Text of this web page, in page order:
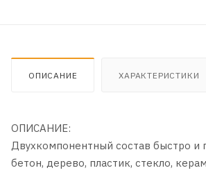
ОПИСАНИЕ ХАРАКТЕРИСТИКИ
ОПИСАНИЕ:
Двухкомпонентный состав быстро и
бетон, дерево, пластик, стекло,